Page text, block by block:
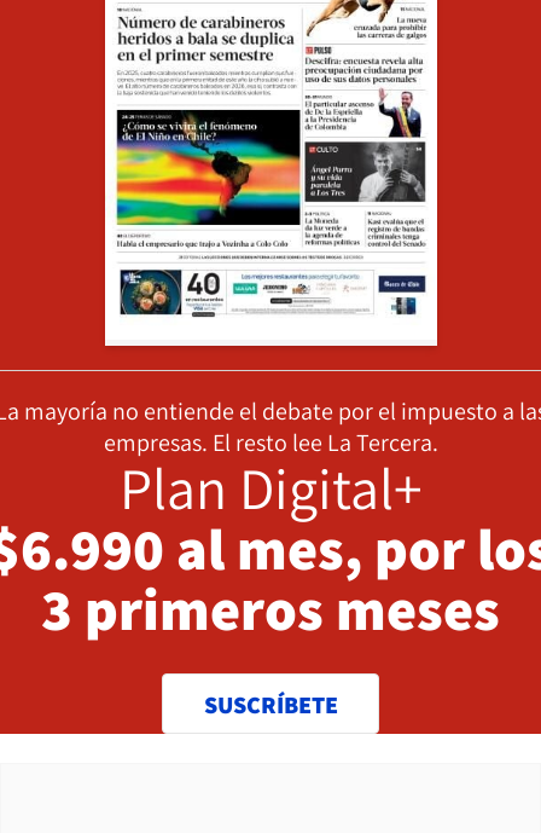
mayoría no entiende el debate por el impuesto a
empresas. El resto lee La Tercera.
Plan Digital+
al mes, por
3 primeros meses
SUSCRÍBETE